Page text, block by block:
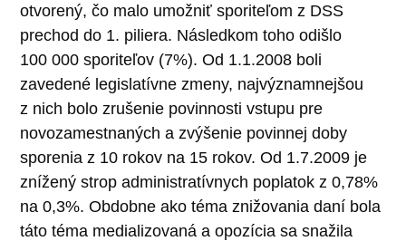
otvorený, čo malo umožniť sporiteľom z DSS
prechod do 1. piliera. Následkom toho odišlo
100 000 sporiteľov (7%). Od 1.1.2008 boli
zavedené legislatívne zmeny, najvýznamnejšou
z nich bolo zrušenie povinnosti vstupu pre
novozamestnaných a zvýšenie povinnej doby
sporenia z 10 rokov na 15 rokov. Od 1.7.2009 je
znížený strop administratívnych poplatok z 0,78%
na 0,3%. Obdobne ako téma znižovania daní bola
táto téma medializovaná a opozícia sa snažila